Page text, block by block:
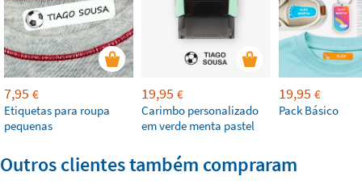
7,95 €
Etiquetas para roupa
pequenas
19,95 €
Carimbo personalizado
em verde menta pastel
19,95 €
Pack Básico
Outros clientes também compraram